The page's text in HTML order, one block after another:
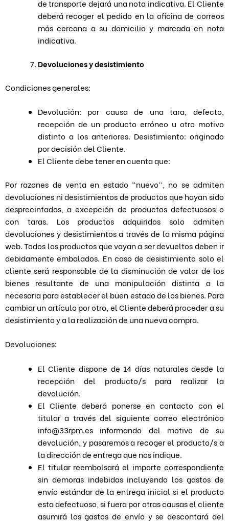
de transporte dejará una nota indicativa. El Cliente
deberá recoger el pedido en la oficina de correos
más cercana a su domicilio y marcada en nota
indicativa.
Devoluciones y desistimiento
Condiciones generales:
Devolución: por causa de una tara, defecto,
recepción de un producto erróneo u otro motivo
distinto a los anteriores. Desistimiento: originado
por decisión del Cliente.
El Cliente debe tener en cuenta que:
Por razones de venta en estado “nuevo”, no se admiten
devoluciones ni desistimientos de productos que hayan sido
desprecintados, a excepción de productos defectuosos o
con taras. Los productos adquiridos solo admiten
devoluciones y desistimientos a través de la misma página
web. Todos los productos que vayan a ser devueltos deben ir
debidamente embalados. En caso de desistimiento solo el
cliente será responsable de la disminución de valor de los
bienes resultante de una manipulación distinta a la
necesaria para establecer el buen estado de los bienes. Para
cambiar un artículo por otro, el Cliente deberá proceder a su
desistimiento y a la realización de una nueva compra.
Devoluciones:
El Cliente dispone de 14 días naturales desde la
recepción del producto/s para realizar la
devolución.
El Cliente deberá ponerse en contacto con el
titular a través del siguiente correo electrónico
info@33rpm.es informando del motivo de su
devolución, y pasaremos a recoger el producto/s a
la dirección de entrega que nos indique.
El titular reembolsará el importe correspondiente
sin demoras indebidas incluyendo los gastos de
envío estándar de la entrega inicial si el producto
esta defectuoso, si fuera por otras causas el cliente
asumirá los gastos de envío y se descontará del